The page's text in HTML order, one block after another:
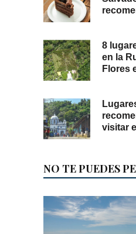
8
en la
Flores
visitar
NO TE PUEDES